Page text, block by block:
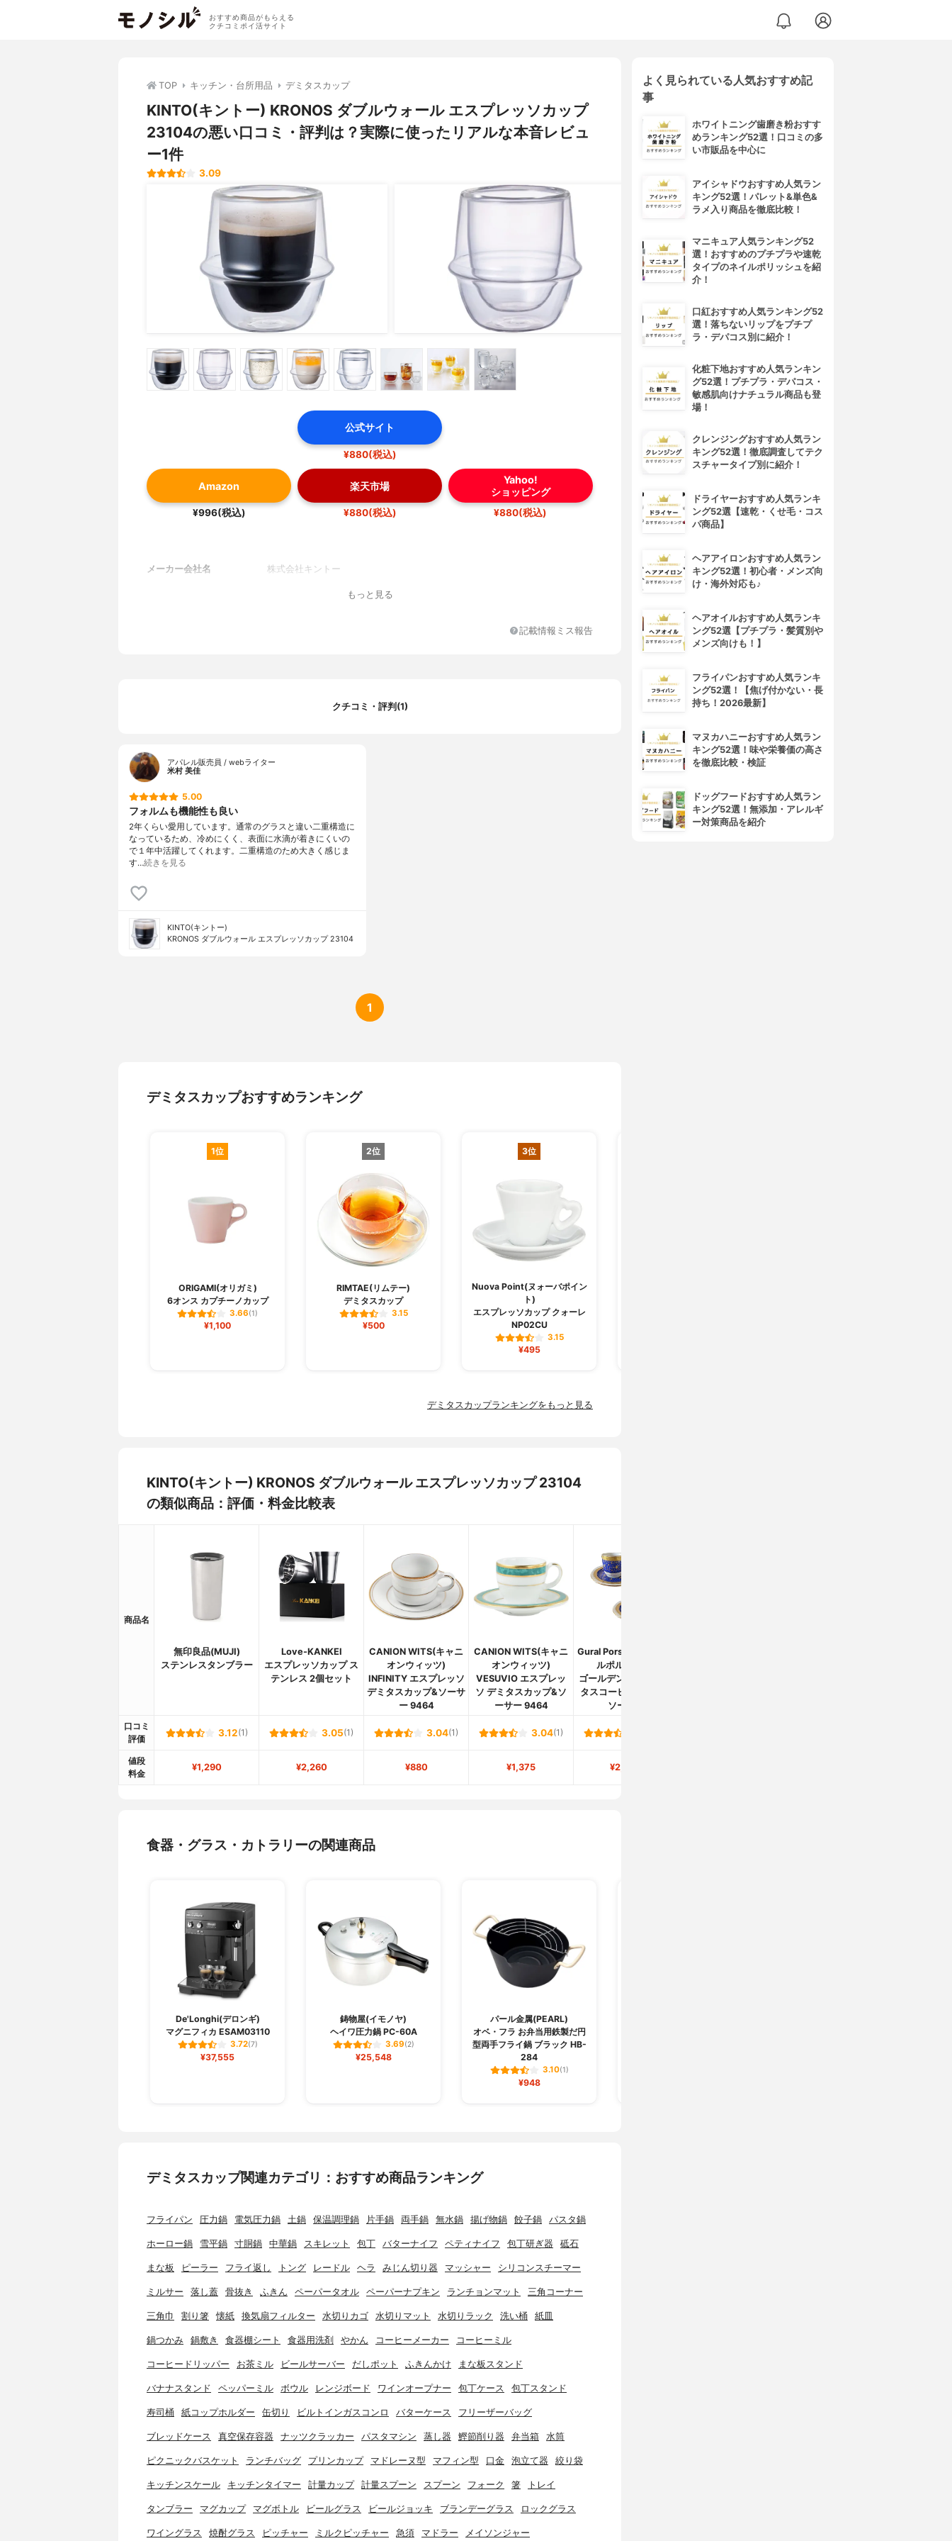
おすすめ商品がもらえる
クチコミポイ活サイト
TOP キッチン・台所用品 デミタスカップ
KINTO(キントー) KRONOS ダブルウォール エスプレッソカップ
23104の悪い口コミ・評判は？実際に使ったリアルな本音レビュ
ー1件
3.09
公式サイト
¥880(税込)
Amazon
¥996(税込)
楽天市場
¥880(税込)
Yahoo!
ショッピング
¥880(税込)
メーカー会社名 株式会社キントー
もっと見る
記載情報ミス報告
クチコミ・評判(1)
アパレル販売員 / webライター
米村 美佳
5.00
フォルムも機能性も良い
2年くらい愛用しています。通常のグラスと違い二重構造に
なっているため、冷めにくく、表面に水滴が着きにくいの
で１年中活躍してくれます。二重構造のため大きく感じま
す…続きを見る
KINTO(キントー)
KRONOS ダブルウォール エスプレッソカップ 23104
1
デミタスカップおすすめランキング
1位
ORIGAMI(オリガミ)
6オンス カプチーノカップ
3.66(1)
¥1,100
2位
RIMTAE(リムテー)
デミタスカップ
3.15
¥500
3位
Nuova Point(ヌォーバポイン
ト)
エスプレッソカップ クォーレ
NP02CU
3.15
¥495
デミタスカップランキングをもっと見る
KINTO(キントー) KRONOS ダブルウォール エスプレッソカップ 23104
の類似商品：評価・料金比較表
商品名
無印良品(MUJI)
ステンレスタンブラー
Love-KANKEI
エスプレッソカップ ス
テンレス 2個セット
CANION WITS(キャニ
オンウィッツ)
INFINITY エスプレッソ
デミタスカップ&ソーサ
ー 9464
CANION WITS(キャニ
オンウィッツ)
VESUVIO エスプレッ
ソ デミタスカップ&ソ
ーサー 9464
Gural Porseren(ギュラ
ルポルセレン)
ゴールデンホーン デミ
タスコーヒーカップ＆
ソーサー
口コミ
評価
3.12(1) 3.05(1) 3.04(1) 3.04(1)
値段
料金
¥1,290 ¥2,260 ¥880 ¥1,375 ¥2,800
食器・グラス・カトラリーの関連商品
De'Longhi(デロンギ)
マグニフィカ ESAM03110
3.72(7)
¥37,555
鋳物屋(イモノヤ)
ヘイワ圧力鍋 PC-60A
3.69(2)
¥25,548
パール金属(PEARL)
オベ・フラ お弁当用鉄製だ円
型両手フライ鍋 ブラック HB-
284
3.10(1)
¥948
デミタスカップ関連カテゴリ：おすすめ商品ランキング
フライパン 圧力鍋 電気圧力鍋 土鍋 保温調理鍋 片手鍋 両手鍋 無水鍋 揚げ物鍋 餃子鍋 パスタ鍋
ホーロー鍋 雪平鍋 寸胴鍋 中華鍋 スキレット 包丁 バターナイフ ペティナイフ 包丁研ぎ器 砥石
まな板 ピーラー フライ返し トング レードル ヘラ みじん切り器 マッシャー シリコンスチーマー
ミルサー 落し蓋 骨抜き ふきん ペーパータオル ペーパーナプキン ランチョンマット 三角コーナー
三角巾 割り箸 懐紙 換気扇フィルター 水切りカゴ 水切りマット 水切りラック 洗い桶 紙皿
鍋つかみ 鍋敷き 食器棚シート 食器用洗剤 やかん コーヒーメーカー コーヒーミル
コーヒードリッパー お茶ミル ビールサーバー だしポット ふきんかけ まな板スタンド
バナナスタンド ペッパーミル ボウル レンジボード ワインオープナー 包丁ケース 包丁スタンド
寿司桶 紙コップホルダー 缶切り ビルトインガスコンロ バターケース フリーザーバッグ
ブレッドケース 真空保存容器 ナッツクラッカー パスタマシン 蒸し器 鰹節削り器 弁当箱 水筒
ピクニックバスケット ランチバッグ プリンカップ マドレーヌ型 マフィン型 口金 泡立て器 絞り袋
キッチンスケール キッチンタイマー 計量カップ 計量スプーン スプーン フォーク 箸 トレイ
タンブラー マグカップ マグボトル ビールグラス ビールジョッキ ブランデーグラス ロックグラス
ワイングラス 焼酎グラス ピッチャー ミルクピッチャー 急須 マドラー メイソンジャー
よく見られている人気おすすめ記
事
ホワイトニング歯磨き粉おすす
めランキング52選！口コミの多
い市販品を中心に
アイシャドウおすすめ人気ラン
キング52選！パレット&単色&
ラメ入り商品を徹底比較！
マニキュア人気ランキング52
選！おすすめのプチプラや速乾
タイプのネイルポリッシュを紹
介！
口紅おすすめ人気ランキング52
選！落ちないリップをプチプ
ラ・デパコス別に紹介！
化粧下地おすすめ人気ランキン
グ52選！プチプラ・デパコス・
敏感肌向けナチュラル商品も登
場！
クレンジングおすすめ人気ラン
キング52選！徹底調査してテク
スチャータイプ別に紹介！
ドライヤーおすすめ人気ランキ
ング52選【速乾・くせ毛・コス
パ商品】
ヘアアイロンおすすめ人気ラン
キング52選！初心者・メンズ向
け・海外対応も♪
ヘアオイルおすすめ人気ランキ
ング52選【プチプラ・髪質別や
メンズ向けも！】
フライパンおすすめ人気ランキ
ング52選！【焦げ付かない・長
持ち！2026最新】
マヌカハニーおすすめ人気ラン
キング52選！味や栄養価の高さ
を徹底比較・検証
ドッグフードおすすめ人気ラン
キング52選！無添加・アレルギ
ー対策商品を紹介